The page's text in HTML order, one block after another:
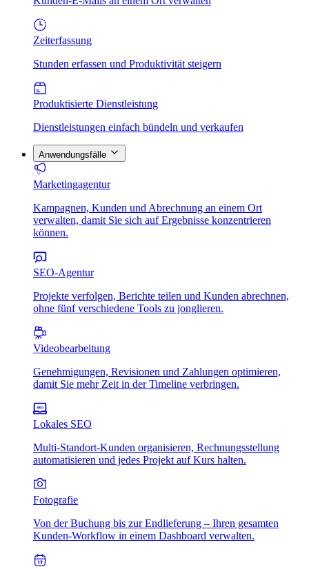
Zeiterfassung
Stunden erfassen und Produktivität steigern
Produktisierte Dienstleistung
Dienstleistungen einfach bündeln und verkaufen
Anwendungsfälle
Marketingagentur
Kampagnen, Kunden und Abrechnung an einem Ort
verwalten, damit Sie sich auf Ergebnisse konzentrieren
können.
SEO-Agentur
Projekte verfolgen, Berichte teilen und Kunden abrechnen,
ohne fünf verschiedene Tools zu jonglieren.
Videobearbeitung
Genehmigungen, Revisionen und Zahlungen optimieren,
damit Sie mehr Zeit in der Timeline verbringen.
Lokales SEO
Multi-Standort-Kunden organisieren, Rechnungsstellung
automatisieren und jedes Projekt auf Kurs halten.
Fotografie
Von der Buchung bis zur Endlieferung – Ihren gesamten
Kunden-Workflow in einem Dashboard verwalten.